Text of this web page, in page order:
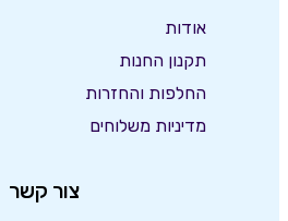
אודות
תקנון החנות
החלפות והחזרות
מדיניות משלוחים
צור קשר